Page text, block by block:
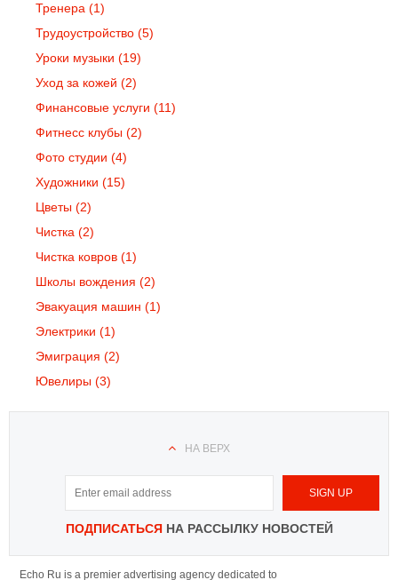
Тренера (1)
Трудоустройство (5)
Уроки музыки (19)
Уход за кожей (2)
Финансовые услуги (11)
Фитнесс клубы (2)
Фото студии (4)
Художники (15)
Цветы (2)
Чистка (2)
Чистка ковров (1)
Школы вождения (2)
Эвакуация машин (1)
Электрики (1)
Эмиграция (2)
Ювелиры (3)
НА ВЕРХ
ПОДПИСАТЬСЯНА РАССЫЛКУ НОВОСТЕЙ
Echo Ru is a premier advertising agency dedicated to